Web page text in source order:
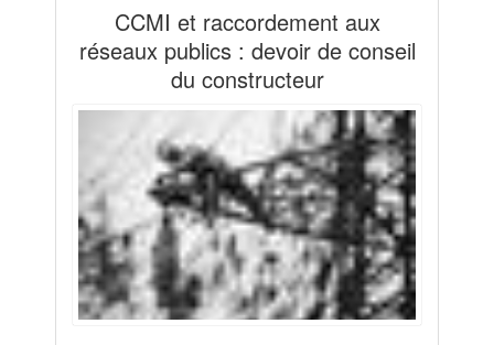
CCMI et raccordement aux
réseaux publics : devoir de conseil
du constructeur